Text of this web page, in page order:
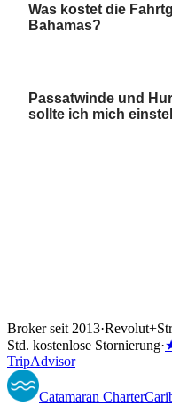
Was kostet die
Bahamas?
Passatwinde und
sollte ich mich
Broker seit 2013·Revolut+
Std. kostenlose Stornierung·
TripAdvisor
Catamaran Charter